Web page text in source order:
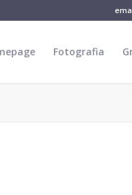
Fotografia